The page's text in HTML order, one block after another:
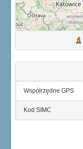
Współrzędne GPS
Kod SIMC